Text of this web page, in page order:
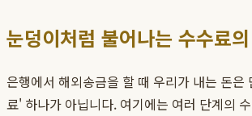
눈덩이처럼 불어나는 수수료
은행에서 해외송금을 할 때 우리가 내는 돈은
료' 하나가 아닙니다. 여기에는 여러 단계의